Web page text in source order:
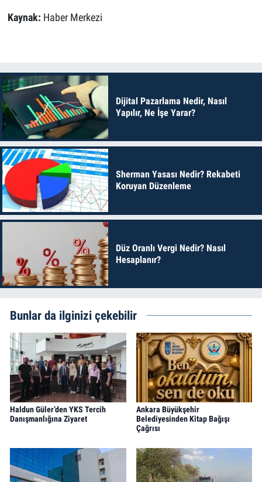
Kaynak: Haber Merkezi
Dijital Pazarlama Nedir, Nasıl
Yapılır, Ne İşe Yarar?
Sherman Yasası Nedir? Rekabeti
Koruyan Düzenleme
Düz Oranlı Vergi Nedir? Nasıl
Hesaplanır?
Bunlar da ilginizi çekebilir
Haldun Güler’den YKS Tercih
Danışmanlığına Ziyaret
Ankara Büyükşehir
Belediyesinden Kitap Bağışı
Çağrısı